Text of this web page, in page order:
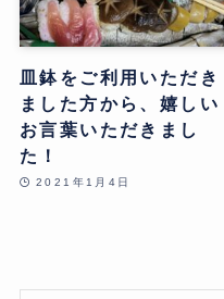
皿鉢をご利用いただき
ました方から、嬉しい
お言葉いただきまし
た！
2021年1月4日